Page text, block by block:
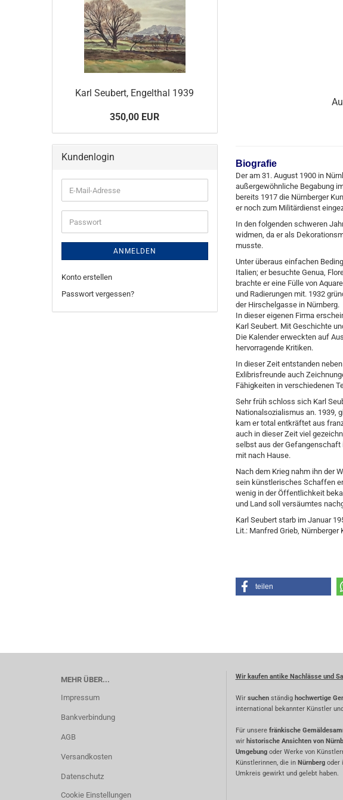
Biografie
Der am 31. August 1900 in
außergewöhnliche Begabung
bereits 1917 die Nürnberger
er noch zum Militärdienst
In den folgenden schweren
widmen, da er als
musste.
Unter überaus einfachen
Italien; er besuchte Genua,
brachte er eine Fülle von
und Radierungen mit. 1932
der Hirschelgasse in Nürnberg.
In dieser eigenen Firma
Karl Seubert. Mit Geschichte
Die Kalender erweckten auf
hervorragende Kritiken.
In dieser Zeit entstanden
Exlibrisfreunde auch
Fähigkeiten in verschiedenen
Sehr früh schloss sich Karl
Nationalsozialismus an. 1939,
kam er total entkräftet aus
auch in dieser Zeit viel
selbst aus der Gefangenschaft
mit nach Hause.
Nach dem Krieg nahm ihn der
sein künstlerisches Schaffen
wenig in der Öffentlichkeit
und Land soll versäumtes
Karl Seubert starb im Januar
Lit.: Manfred Grieb, Nürnberger
teilen
Karl Seubert, Engelthal 1939
350,00 EUR
Kundenlogin
E-
Mail-
Adresse
Passwort
ANMELDEN
Konto erstellen
Passwort vergessen?
MEHR ÜBER...
Impressum
Bankverbindung
AGB
Versandkosten
Datenschutz
Cookie Einstellungen
Wir kaufen antike Nachlässe und
Wir suchen ständig hochwertige
international bekannter Künstler
Für unserefränkische
wir historische Ansichten von
Umgebungoder Werke von
Künstlerinnen, die in Nürnberg oder
Umkreis gewirkt und gelebt haben.